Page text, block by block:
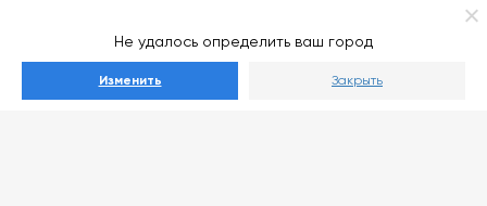
Не удалось определить ваш город
Изменить Закрыть